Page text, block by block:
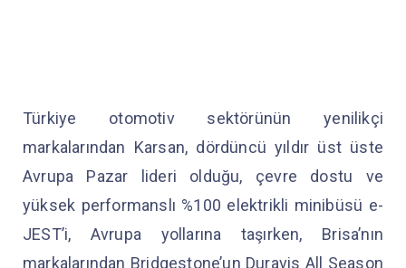
Türkiye otomotiv sektörünün yenilikçi
markalarından Karsan, dördüncü yıldır üst üste
Avrupa Pazar lideri olduğu, çevre dostu ve
yüksek performanslı %100 elektrikli minibüsü e-
JEST’i, Avrupa yollarına taşırken, Brisa’nın
markalarından Bridgestone’un Duravis All Season